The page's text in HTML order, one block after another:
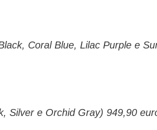
Coral Blue, Lilac Purple e
Silver e Orchid Gray) 949,90